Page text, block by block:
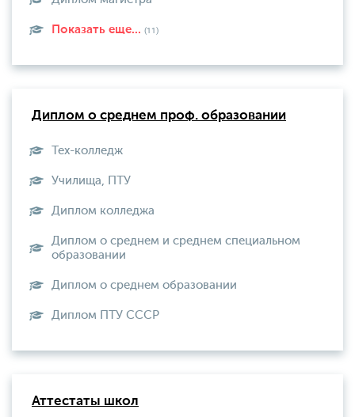
Показать еще... (11)
Диплом о среднем проф. образовании
Тех-колледж
Училища, ПТУ
Диплом колледжа
Диплом о среднем и среднем специальном
образовании
Диплом о среднем образовании
Диплом ПТУ СССР
Аттестаты школ